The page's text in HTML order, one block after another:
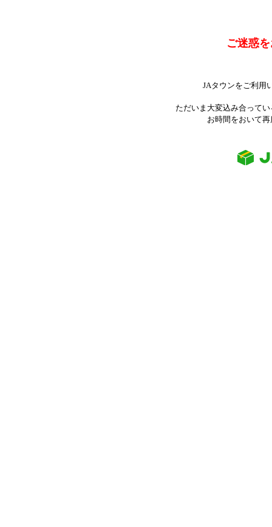
ご迷惑
JAタウンをご利用
ただいま大変込み合って
お時間をおいて